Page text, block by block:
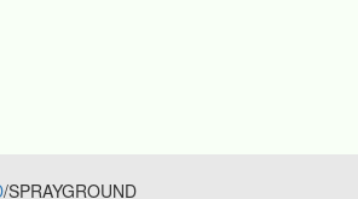
/SPRAYGROUND